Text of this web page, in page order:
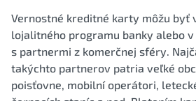
Vernostné kreditné karty môžu byť
lojalitného programu banky alebo
s partnermi z komerčnej sféry.
takýchto partnerov patria veľké
poisťovne, mobilní operátori,